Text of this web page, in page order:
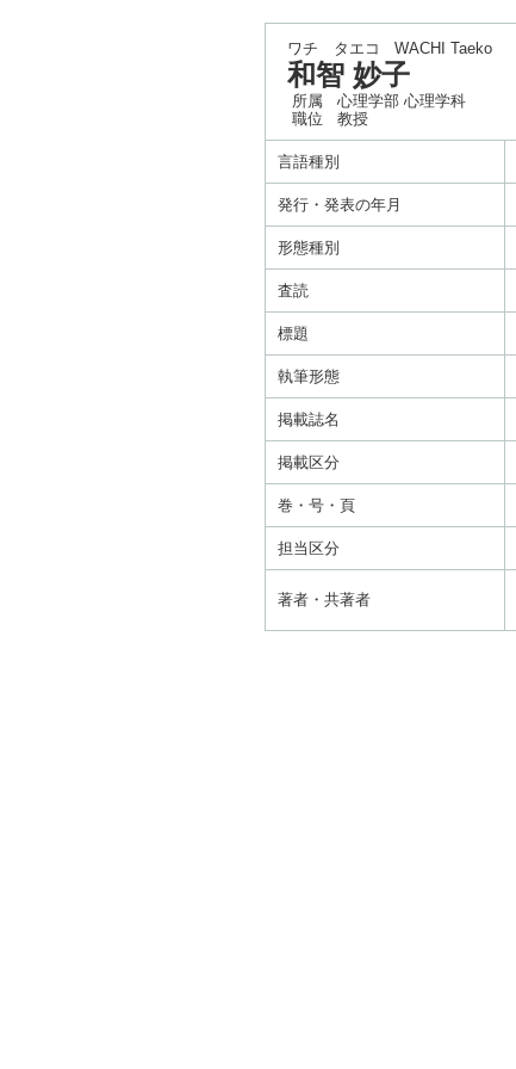
ワチ タエコ WACHI Taeko
和智 妙子
所属
心理学部 心理学科
職位
教授
言語種別
発行・発表の年月
形態種別
査読
標題
執筆形態
掲載誌名
掲載区分
巻・号・頁
担当区分
著者・共著者